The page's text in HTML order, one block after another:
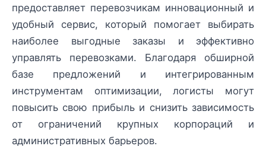
предоставляет перевозчикам инновационный и
удобный сервис, который помогает выбирать
наиболее выгодные заказы и эффективно
управлять перевозками. Благодаря обширной
базе предложений и интегрированным
инструментам оптимизации, логисты могут
повысить свою прибыль и снизить зависимость
от ограничений крупных корпораций и
административных барьеров.